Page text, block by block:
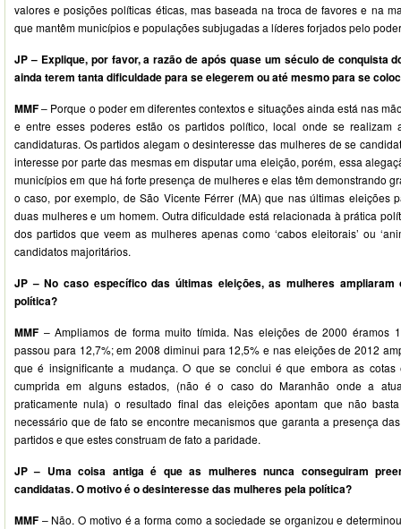
valores e posições políticas éticas, mas baseada na troca de favores e na
que mantêm municípios e populações subjugadas a líderes forjados pelo
JP – Explique, por favor, a razão de após quase um século de conquista
ainda terem tanta dificuldade para se elegerem ou até mesmo para se
MMF– Porque o poder em diferentes contextos e situações ainda está nas
e entre esses poderes estão os partidos político, local onde se realizam
candidaturas. Os partidos alegam o desinteresse das mulheres de se
interesse por parte das mesmas em disputar uma eleição, porém, essa
municípios em que há forte presença de mulheres e elas têm demonstrando
o caso, por exemplo, de São Vicente Férrer (MA) que nas últimas eleições
duas mulheres e um homem. Outra dificuldade está relacionada à prática
dos partidos que veem as mulheres apenas como ‘cabos eleitorais’ ou
candidatos majoritários.
JP – No caso específico das últimas eleições, as mulheres ampliaram
política?
MMF – Ampliamos de forma muito tímida. Nas eleições de 2000 éramos
passou para 12,7%; em 2008 diminui para 12,5% e nas eleições de 2012
que é insignificante a mudança. O que se conclui é que embora as cotas
cumprida em alguns estados, (não é o caso do Maranhão onde a
praticamente nula) o resultado final das eleições apontam que não
necessário que de fato se encontre mecanismos que garanta a presença
partidos e que estes construam de fato a paridade.
JP – Uma coisa antiga é que as mulheres nunca conseguiram
candidatas. O motivo é o desinteresse das mulheres pela política?
MMF – Não. O motivo é a forma como a sociedade se organizou e